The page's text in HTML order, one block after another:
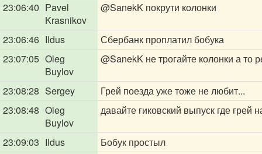
23:06:40 Pavel
Krasnikov
@SanekK покрути колонки
23:06:46 Ildus
Сбербанк проплатил бобука
23:07:05 Oleg
Buylov
@SanekK не трогайте колонки а то
23:08:28 Sergey
Грей поезда уже тоже не любит...
23:08:48 Oleg
Buylov
давайте гиковский выпуск где грей
23:09:03 Ildus
Бобук простыл